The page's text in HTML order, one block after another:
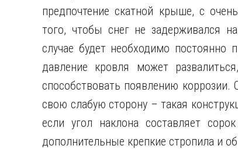
предпочтение скатной крыше, с
того, чтобы снег не задерживался
случае будет необходимо
давление кровля может
способствовать появлению
свою слабую сторону – такая
если угол наклона составляет
дополнительные крепкие стропила и